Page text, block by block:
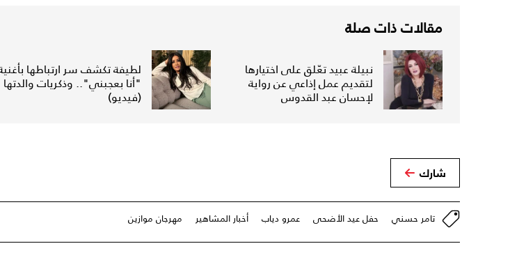
مقالات ذات صلة
نبيلة عبيد تعّلق على اختيارها
لتقديم عمل إذاعي عن رواية
لإحسان عبد القدوس
لطيفة تكشف سر ارتباطها
"أنا بعجبني".. وذكريات والدتها
(فيديو)
شارك
تامر حسني حفل عيد الأضحى عمرو دياب أخبار المشاهير مهرجان موازين